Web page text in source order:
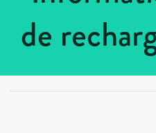
de
États-Unis